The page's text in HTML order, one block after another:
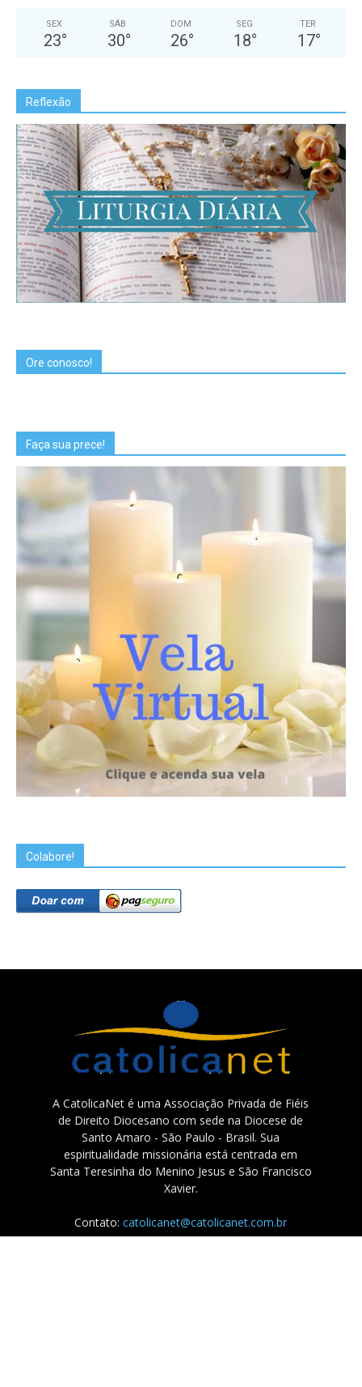
SEX
23°
SÁB
30°
DOM
26°
SEG
18°
TER
17°
Reflexão
Ore conosco!
Faça sua prece!
Colabore!
A CatolicaNet é uma Associação Privada de Fiéis
de Direito Diocesano com sede na Diocese de
Santo Amaro - São Paulo - Brasil. Sua
espiritualidade missionária está centrada em
Santa Teresinha do Menino Jesus e São Francisco
Xavier.
Contato:catolicanet@catolicanet.com.br